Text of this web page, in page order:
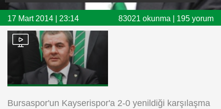
Twitter
Instagram
Android
17 Mart 2014 | 23:14 83021 okunma | 195 yorum
Bursaspor'un Kayserispor'a 2-0 yenildiği karşılaşma